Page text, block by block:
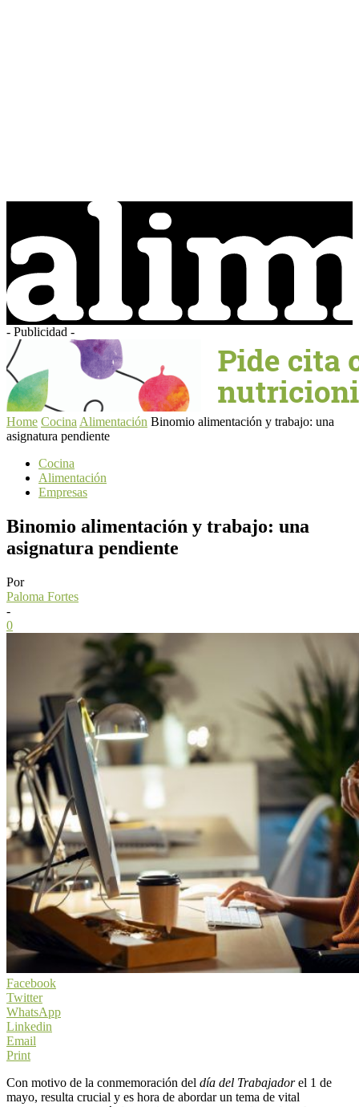
- Publicidad -
Home Cocina Alimentación Binomio alimentación y trabajo: una
asignatura pendiente
Cocina
Alimentación
Empresas
Binomio alimentación y trabajo: una
asignatura pendiente
Por
Paloma Fortes
-
0
Facebook
Twitter
WhatsApp
Linkedin
Email
Print
Con motivo de la conmemoración del día del Trabajadorel 1 de
mayo, resulta crucial y es hora de abordar un tema de vital